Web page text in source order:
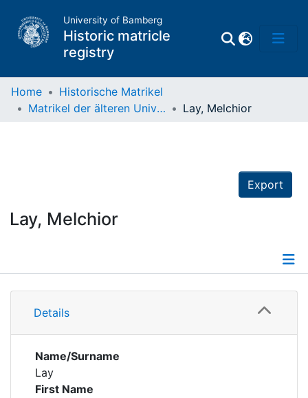
University of Bamberg
Historic matricle
registry
Home
Historische Matrikel
Matrikel der älteren Universität
Lay, Melchior
Export
Lay, Melchior
Details
Details
Name/Surname
Lay
First Name